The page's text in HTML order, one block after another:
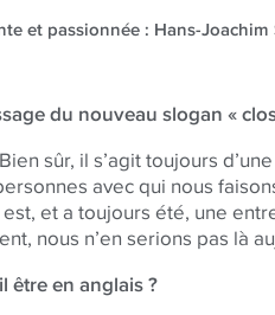
et passionnée : Hans-
du nouveau slogan «
Bien sûr, il s’agit toujours
avec qui nous
est, et a toujours été, une
nous n’en serions pas là
être en anglais ?